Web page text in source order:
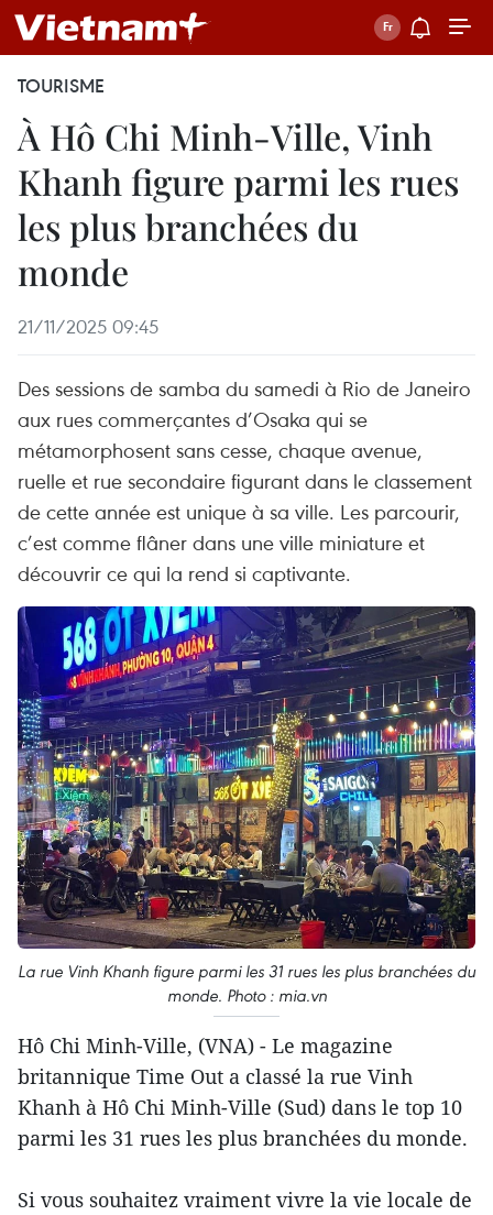
TOURISME
À Hô Chi Minh-Ville, Vinh
Khanh figure parmi les rues
les plus branchées du
monde
21/11/2025 09:45
Des sessions de samba du samedi à Rio de Janeiro
aux rues commerçantes d’Osaka qui se
métamorphosent sans cesse, chaque avenue,
ruelle et rue secondaire figurant dans le classement
de cette année est unique à sa ville. Les parcourir,
c’est comme flâner dans une ville miniature et
découvrir ce qui la rend si captivante.
La rue Vinh Khanh figure parmi les 31 rues les plus branchées du
monde. Photo : mia.vn
Hô Chi Minh-Ville, (VNA) - Le magazine
britannique Time Out a classé la rue Vinh
Khanh à Hô Chi Minh-Ville (Sud) dans le top 10
parmi les 31 rues les plus branchées du monde.
Si vous souhaitez vraiment vivre la vie locale de